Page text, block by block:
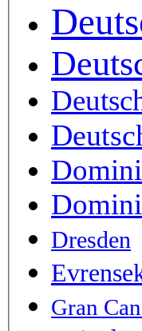
Dresden
Gran